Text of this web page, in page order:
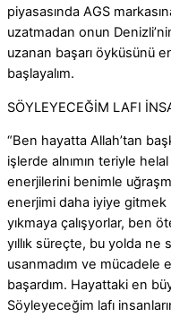
piyasasında AGS
uzatmadan onun
uzanan başarı öyküsünü
başlayalım.
SÖYLEYECEĞİM LAFI
“Ben hayatta Allah’tan
işlerde alnımın teriyle
enerjilerini benimle
enerjimi daha iyiye gitmek
yıkmaya çalışyorlar, ben
yıllık süreçte, bu yolda ne
usanmadım ve mücadele
başardım. Hayattaki en
Söyleyeceğim lafı